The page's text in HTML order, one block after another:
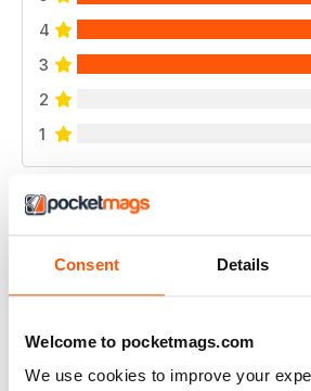
Consent Details
Welcome to pocketmags.com
We use cookies to improve your
4
3
2
1
VISUALIZZA LE
JEEP ACTION